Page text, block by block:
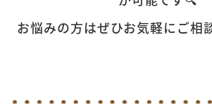
お悩みの方はぜひお気軽にご相